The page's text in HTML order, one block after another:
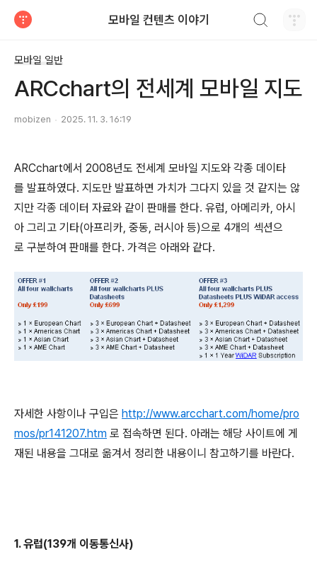
모바일 컨텐츠 이야기
모바일 일반
ARCchart의 전세계 모바일 지도
mobizen 2025. 11. 3. 16:19
ARCchart에서 2008년도 전세계 모바일 지도와 각종 데이타
를 발표하였다. 지도만 발표하면 가치가 그다지 있을 것 같지는 않
지만 각종 데이터 자료와 같이 판매를 한다. 유럽, 아메리카, 아시
아 그리고 기타(아프리카, 중동, 러시아 등)으로 4개의 섹션으
로 구분하여 판매를 한다. 가격은 아래와 같다.
자세한 사항이나 구입은 http://www.arcchart.com/home/pro
mos/pr141207.htm 로 접속하면 된다. 아래는 해당 사이트에 게
재된 내용을 그대로 옮겨서 정리한 내용이니 참고하기를 바란다.
1. 유럽(139개 이동통신사)